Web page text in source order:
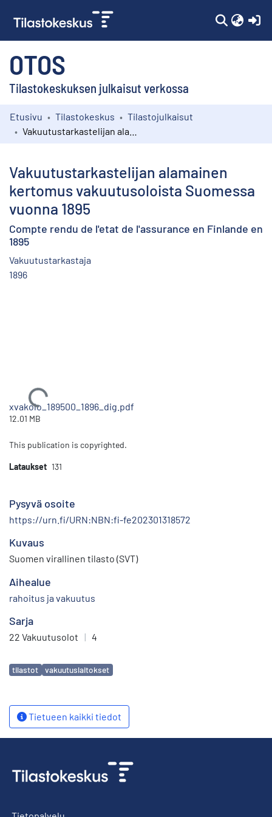
OTOS
Tilastokeskuksen julkaisut verkossa
Kokoelmat
Etusivu Tilastokeskus
Tilastojulkaisut
Vakuutustarkastelijan alamainen
kertomus vakuutusoloista Suomessa
vuonna 1895
Compte rendu de l'etat de l'assurance en Finlande en
1895
Vakuutustarkastaja
1896
Ladataan...
xvakolo_189500_1896_dig.pdf
12.01 MB
This publication is copyrighted.
Lataukset 131
Pysyvä osoite
https://urn.fi/URN:NBN:fi-fe202301318572
Kuvaus
Suomen virallinen tilasto (SVT)
Aihealue
rahoitus ja vakuutus
Sarja
22 Vakuutusolot | 4
Avainsanat
tilastot vakuutuslaitokset
Tietueen kaikki tiedot